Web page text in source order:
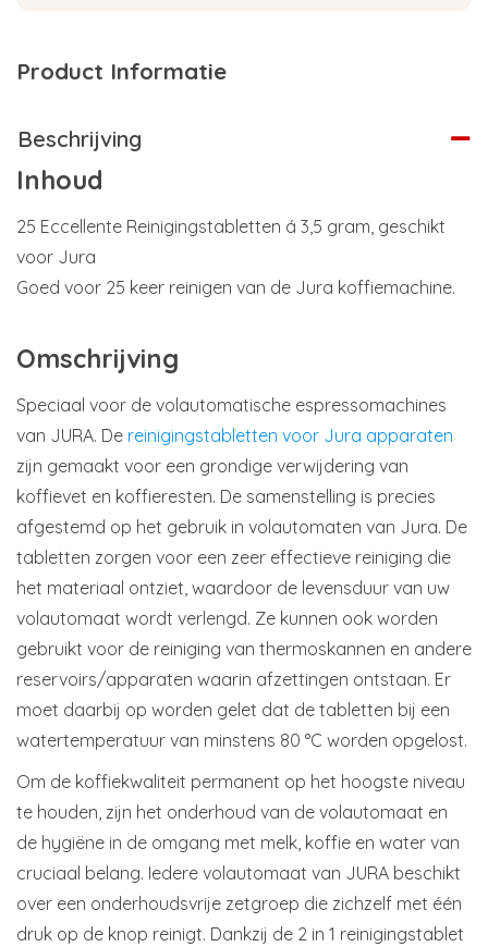
Product Informatie
Beschrijving
Inhoud
25 Eccellente Reinigingstabletten á 3,5 gram, geschikt
voor Jura
Goed voor 25 keer reinigen van de Jura koffiemachine.
Omschrijving
Speciaal voor de volautomatische espressomachines
van JURA. De reinigingstabletten voor Jura apparaten
zijn gemaakt voor een grondige verwijdering van
koffievet en koffieresten. De samenstelling is precies
afgestemd op het gebruik in volautomaten van Jura. De
tabletten zorgen voor een zeer effectieve reiniging die
het materiaal ontziet, waardoor de levensduur van uw
volautomaat wordt verlengd. Ze kunnen ook worden
gebruikt voor de reiniging van thermoskannen en andere
reservoirs/apparaten waarin afzettingen ontstaan. Er
moet daarbij op worden gelet dat de tabletten bij een
watertemperatuur van minstens 80 °C worden opgelost.
Om de koffiekwaliteit permanent op het hoogste niveau
te houden, zijn het onderhoud van de volautomaat en
de hygiëne in de omgang met melk, koffie en water van
cruciaal belang. Iedere volautomaat van JURA beschikt
over een onderhoudsvrije zetgroep die zichzelf met één
druk op de knop reinigt. Dankzij de 2 in 1 reinigingstablet